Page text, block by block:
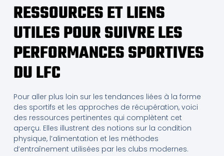
RESSOURCES ET LIENS
UTILES POUR SUIVRE LES
PERFORMANCES SPORTIVES
DU LFC
Pour aller plus loin sur les tendances liées à la forme
des sportifs et les approches de récupération, voici
des ressources pertinentes qui complètent cet
aperçu. Elles illustrent des notions sur la condition
physique, l’alimentation et les méthodes
d’entraînement utilisées par les clubs modernes.